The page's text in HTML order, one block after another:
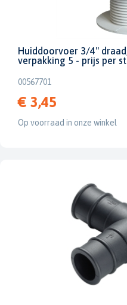
Huiddoorvoer 3/4"
verpakking 5 - prijs per
00567701
€ 3,45
Op voorraad in onze winkel